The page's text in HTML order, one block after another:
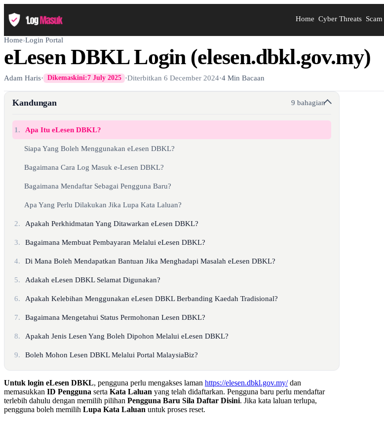
Home Cyber Threats Scam
Home›Login Portal
eLesen DBKL Login (elesen.dbkl.gov.my)
Adam Haris· Dikemaskini:7 July 2025 ·Diterbitkan6 December 2024·4 Min Bacaan
Kandungan 9 bahagian
1. Apa Itu eLesen DBKL?
Siapa Yang Boleh Menggunakan eLesen DBKL?
Bagaimana Cara Log Masuk e-Lesen DBKL?
Bagaimana Mendaftar Sebagai Pengguna Baru?
Apa Yang Perlu Dilakukan Jika Lupa Kata Laluan?
2. Apakah Perkhidmatan Yang Ditawarkan eLesen DBKL?
3. Bagaimana Membuat Pembayaran Melalui eLesen DBKL?
4. Di Mana Boleh Mendapatkan Bantuan Jika Menghadapi Masalah eLesen DBKL?
5. Adakah eLesen DBKL Selamat Digunakan?
6. Apakah Kelebihan Menggunakan eLesen DBKL Berbanding Kaedah Tradisional?
7. Bagaimana Mengetahui Status Permohonan Lesen DBKL?
8. Apakah Jenis Lesen Yang Boleh Dipohon Melalui eLesen DBKL?
9. Boleh Mohon Lesen DBKL Melalui Portal MalaysiaBiz?
Untuk login eLesen DBKL, pengguna perlu mengakses laman https://elesen.dbkl.gov.my/dan
memasukkan ID Pengguna serta Kata Laluan yang telah didaftarkan. Pengguna baru perlu mendaftar
terlebih dahulu dengan memilih pilihan Pengguna Baru Sila Daftar Disini. Jika kata laluan terlupa,
pengguna boleh memilih Lupa Kata Laluan untuk proses reset.